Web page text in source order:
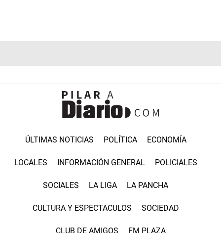
ÚLTIMAS NOTICIAS POLÍTICA ECONOMÍA
LOCALES INFORMACIÓN GENERAL POLICIALES
SOCIALES LA LIGA LA PANCHA
CULTURA Y ESPECTACULOS SOCIEDAD
CLUB DE AMIGOS FM PLAZA